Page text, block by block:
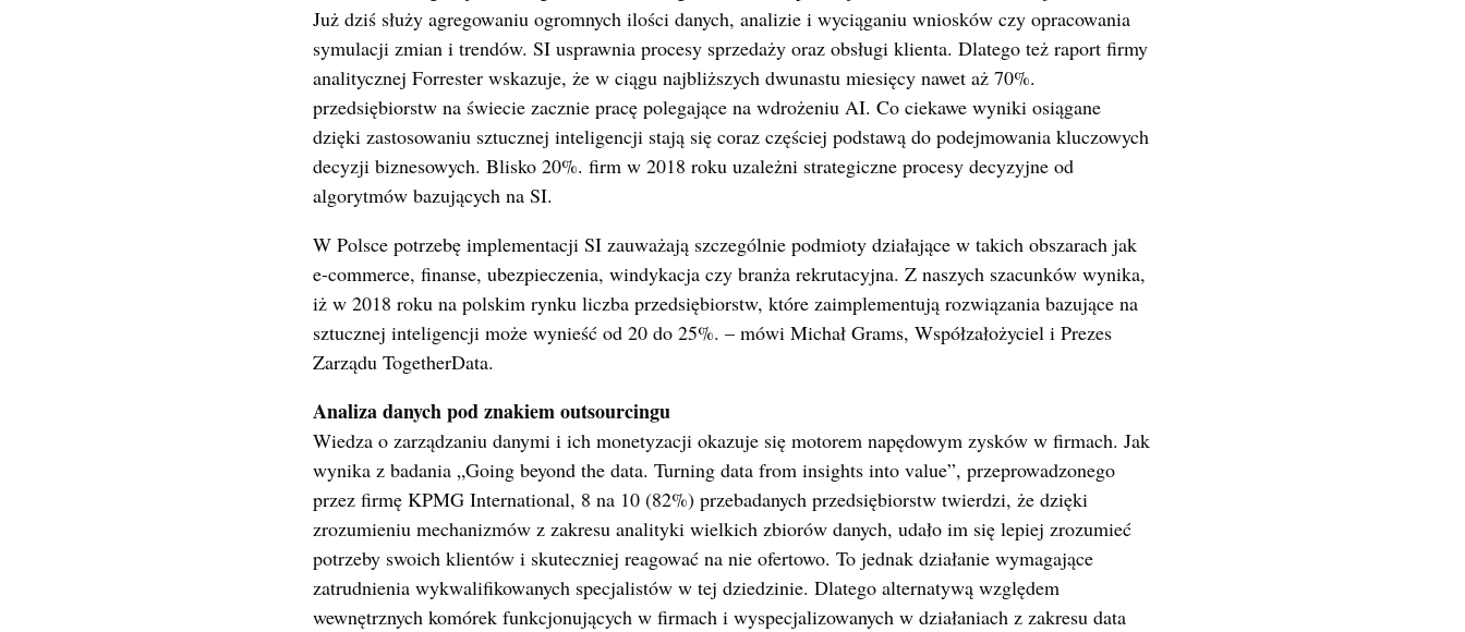
Już dziś służy agregowaniu ogromnych ilości danych, analizie i wyciąganiu wniosków czy opracowania
symulacji zmian i trendów. SI usprawnia procesy sprzedaży oraz obsługi klienta. Dlatego też raport firmy
analitycznej Forrester wskazuje, że w ciągu najbliższych dwunastu miesięcy nawet aż 70%.
przedsiębiorstw na świecie zacznie pracę polegające na wdrożeniu AI. Co ciekawe wyniki osiągane
dzięki zastosowaniu sztucznej inteligencji stają się coraz częściej podstawą do podejmowania kluczowych
decyzji biznesowych. Blisko 20%. firm w 2018 roku uzależni strategiczne procesy decyzyjne od
algorytmów bazujących na SI.
W Polsce potrzebę implementacji SI zauważają szczególnie podmioty działające w takich obszarach jak
e-commerce, finanse, ubezpieczenia, windykacja czy branża rekrutacyjna. Z naszych szacunków wynika,
iż w 2018 roku na polskim rynku liczba przedsiębiorstw, które zaimplementują rozwiązania bazujące na
sztucznej inteligencji może wynieść od 20 do 25%. – mówi Michał Grams, Współzałożyciel i Prezes
Zarządu TogetherData.
Analiza danych pod znakiem outsourcingu
Wiedza o zarządzaniu danymi i ich monetyzacji okazuje się motorem napędowym zysków w firmach. Jak
wynika z badania „Going beyond the data. Turning data from insights into value”, przeprowadzonego
przez firmę KPMG International, 8 na 10 (82%) przebadanych przedsiębiorstw twierdzi, że dzięki
zrozumieniu mechanizmów z zakresu analityki wielkich zbiorów danych, udało im się lepiej zrozumieć
potrzeby swoich klientów i skuteczniej reagować na nie ofertowo. To jednak działanie wymagające
zatrudnienia wykwalifikowanych specjalistów w tej dziedzinie. Dlatego alternatywą względem
wewnętrznych komórek funkcjonujących w firmach i wyspecjalizowanych w działaniach z zakresu data